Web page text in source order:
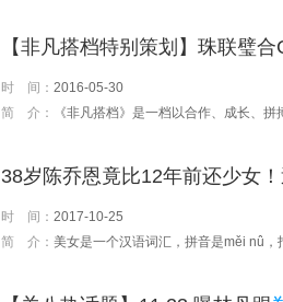
【非凡搭档特别策划】珠联璧
时 间： 2016-05-30
简 介：
《非凡搭档》是一档以合作、成长、拼搏为主题的原创环球竞技真人秀节目，它的模式在国内是独一无二的。
38岁陈乔恩竟比12年前还少女
时 间： 2017-10-25
简 介： 美女是一个汉语词汇，拼音是měi nǚ，指容貌姣好、仪态优雅的女子。中国古代关于美女的形容